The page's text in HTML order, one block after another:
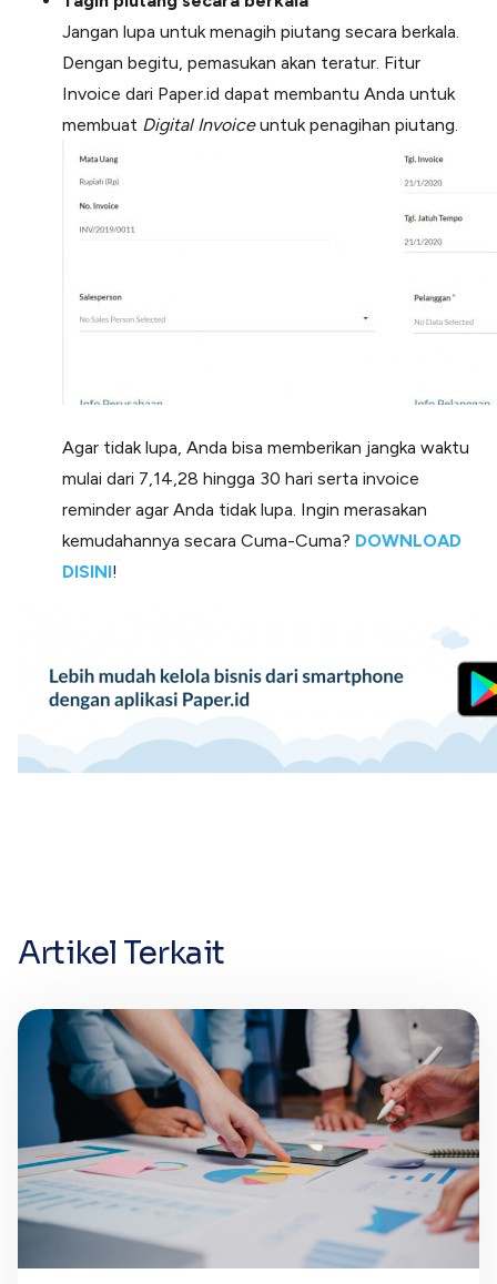
Jangan lupa untuk menagih piutang secara berkala.
Dengan begitu, pemasukan akan teratur. Fitur
Invoice dari Paper.id dapat membantu Anda untuk
membuat Digital Invoiceuntuk penagihan piutang.
Agar tidak lupa, Anda bisa memberikan jangka waktu
mulai dari 7,14,28 hingga 30 hari serta invoice
reminder agar Anda tidak lupa. Ingin merasakan
kemudahannya secara Cuma-Cuma? DOWNLOAD
DISINI!
Artikel Terkait